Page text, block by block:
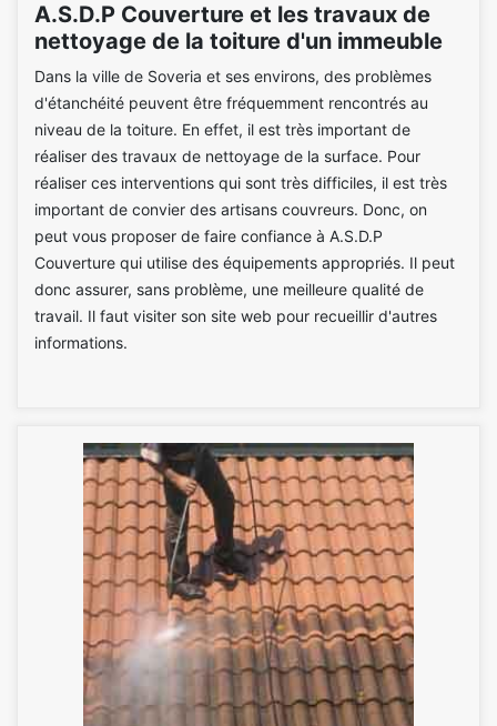
A.S.D.P Couverture et les travaux de
nettoyage de la toiture d'un immeuble
Dans la ville de Soveria et ses environs, des problèmes
d'étanchéité peuvent être fréquemment rencontrés au
niveau de la toiture. En effet, il est très important de
réaliser des travaux de nettoyage de la surface. Pour
réaliser ces interventions qui sont très difficiles, il est très
important de convier des artisans couvreurs. Donc, on
peut vous proposer de faire confiance à A.S.D.P
Couverture qui utilise des équipements appropriés. Il peut
donc assurer, sans problème, une meilleure qualité de
travail. Il faut visiter son site web pour recueillir d'autres
informations.